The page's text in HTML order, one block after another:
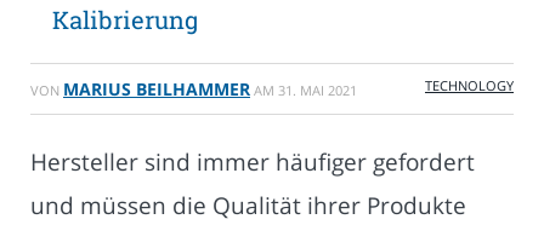
Kalibrierung
VON MARIUS BEILHAMMER AM 31. MAI 2021 TECHNOLOGY
Hersteller sind immer häufiger gefordert
und müssen die Qualität ihrer Produkte